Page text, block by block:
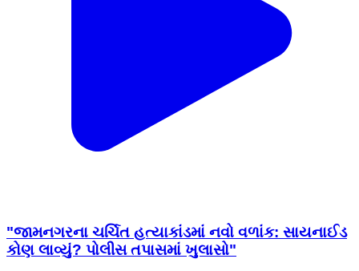
"જામનગરના ચર્ચિત હત્યાકાંડમાં નવો વળાંક: સાયનાઈડ
કોણ લાવ્યું? પોલીસ તપાસમાં ખુલાસો"